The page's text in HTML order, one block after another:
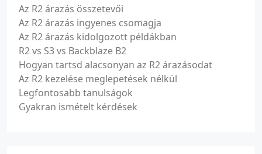
Az R2 árazás összetevői
Az R2 árazás ingyenes csomagja
Az R2 árazás kidolgozott példákban
R2 vs S3 vs Backblaze B2
Hogyan tartsd alacsonyan az R2 árazásodat
Az R2 kezelése meglepetések nélkül
Legfontosabb tanulságok
Gyakran ismételt kérdések